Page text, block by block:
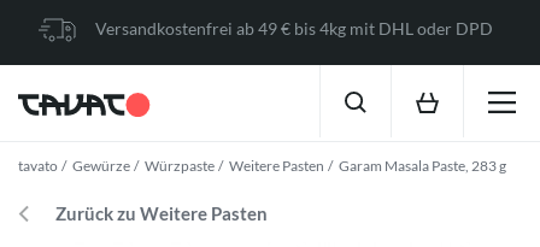
Versandkostenfrei ab 49 € bis 4kg mit DHL oder DPD
tavato Gewürze Würzpaste Weitere Pasten Garam Masala Paste, 283 g
Zurück zu Weitere Pasten